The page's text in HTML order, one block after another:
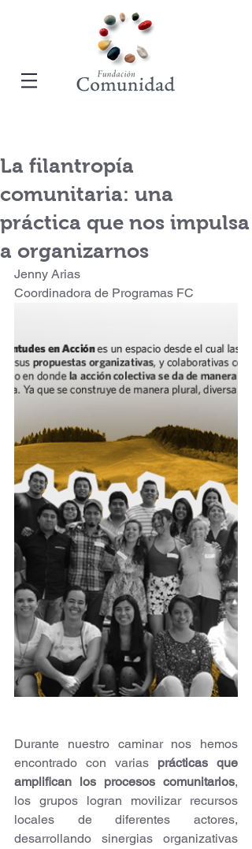
La filantropía
comunitaria: una
práctica que nos impulsa
a organizarnos
Jenny Arias
Coordinadora de Programas FC
Durante nuestro caminar nos hemos
encontrado con varias prácticas que
amplifican los procesos comunitarios,
los grupos logran movilizar recursos
locales de diferentes actores,
desarrollando sinergias organizativas